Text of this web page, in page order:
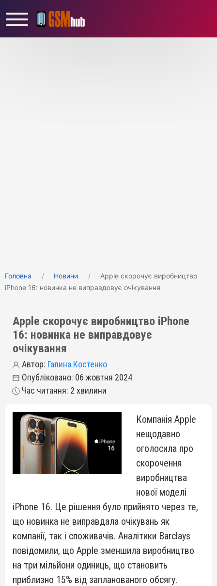
Головна Новини
Apple скорочує виробництво
iPhone 16: новинка не виправдовує очікування
Apple скорочує виробництво iPhone
16: новинка не виправдовує
очікування
Автор: Галина Костенко
Опубліковано: 06 жовтня 2024
Час читання: 2 хвилини
Компанія Apple
нещодавно
оголосила про
скорочення
виробництва
нової моделі
iPhone 16. Це рішення було прийнято через те,
що новинка не виправдала очікувань як
компанії, так і споживачів. Аналітики Barclays
повідомили, що Apple зменшила виробництво
на три мільйони одиниць, що становить
приблизно 15% від запланованого обсягу.